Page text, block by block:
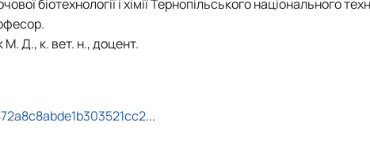
біотехнології і хімії Тернопільського національного
Д., к. вет. н., доцент.
...